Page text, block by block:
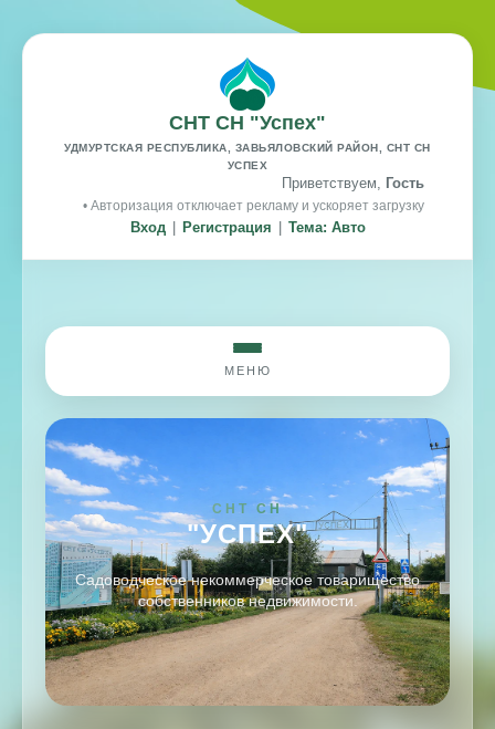
СНТ СН "Успех"
УДМУРТСКАЯ РЕСПУБЛИКА, ЗАВЬЯЛОВСКИЙ РАЙОН, СНТ СН
УСПЕХ
Приветствуем, Гость
• Авторизация отключает рекламу и ускоряет загрузку
Вход Регистрация Тема: Авто
МЕНЮ
СНТ СН
"УСПЕХ"
Садоводческое некоммерческое товарищество
собственников недвижимости.